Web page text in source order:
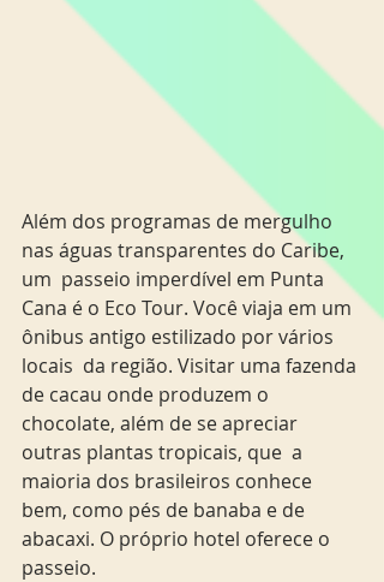
Além dos programas de mergulho
nas águas transparentes do Caribe,
um  passeio imperdível em Punta
Cana é o Eco Tour. Você viaja em um
ônibus antigo estilizado por vários
locais  da região. Visitar uma fazenda
de cacau onde produzem o
chocolate, além de se apreciar
outras plantas tropicais, que  a
maioria dos brasileiros conhece
bem, como pés de banaba e de
abacaxi. O próprio hotel oferece o
passeio.